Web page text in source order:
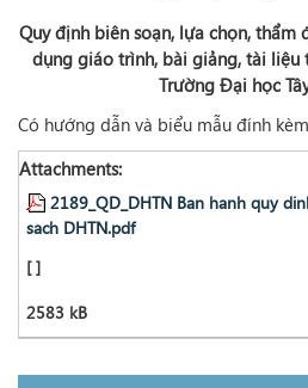
Quy định biên soạn, lựa chọn, thẩm
dụng giáo trình, bài giảng, tài liệu
Trường Đại học
Có hướng dẫn và biểu mẫu đính
Attachments:
2189_QD_DHTN Ban hanh quy
sach DHTN.pdf
[ ]
2583 kB